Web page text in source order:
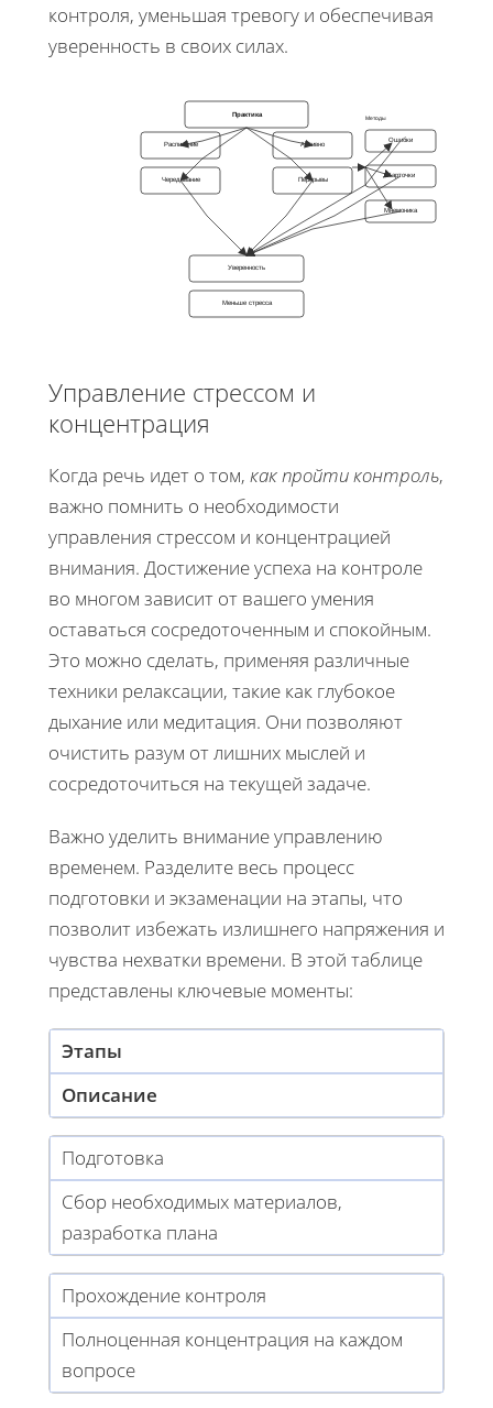
контроля, уменьшая тревогу и обеспечивая
уверенность в своих силах.
Практика
Расписание
Чередование
Активно
Перерывы
Ошибки
Карточки
Мнемоника
Уверенность
Меньше стресса
Методы
Управление стрессом и
концентрация
Когда речь идет о том, как пройти контроль,
важно помнить о необходимости
управления стрессом и концентрацией
внимания. Достижение успеха на контроле
во многом зависит от вашего умения
оставаться сосредоточенным и спокойным.
Это можно сделать, применяя различные
техники релаксации, такие как глубокое
дыхание или медитация. Они позволяют
очистить разум от лишних мыслей и
сосредоточиться на текущей задаче.
Важно уделить внимание управлению
временем. Разделите весь процесс
подготовки и экзаменации на этапы, что
позволит избежать излишнего напряжения и
чувства нехватки времени. В этой таблице
представлены ключевые моменты:
Этапы
Описание
Подготовка
Сбор необходимых материалов,
разработка плана
Прохождение контроля
Полноценная концентрация на каждом
вопросе